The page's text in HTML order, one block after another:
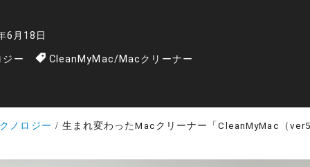
6月18日
ジー
CleanMyMac/Macクリーナー
ノロジー 生まれ変わったMacクリーナー「CleanMyMac（ver5）」の評